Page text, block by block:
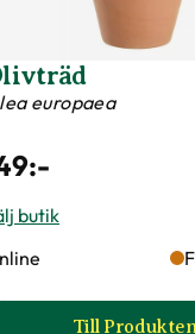
europaea
:-
butik
Till